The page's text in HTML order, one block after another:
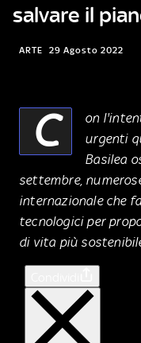
salvare il
ARTE 29 Agosto 2022
C
on
urgenti
Basilea
settembre,
internazionale che
tecnologici per
di vita più